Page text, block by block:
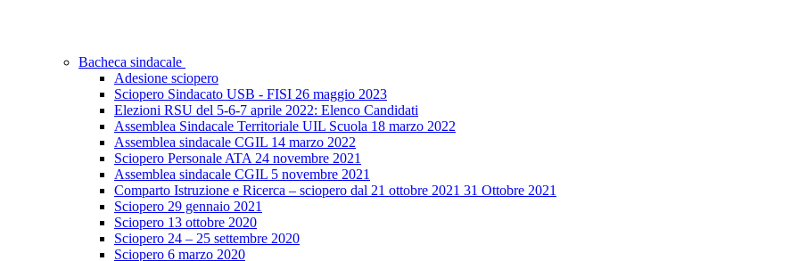
Bacheca sindacale
Adesione sciopero
Sciopero Sindacato USB - FISI 26 maggio 2023
Elezioni RSU del 5-6-7 aprile 2022: Elenco Candidati
Assemblea Sindacale Territoriale UIL Scuola 18 marzo 2022
Assemblea sindacale CGIL 14 marzo 2022
Sciopero Personale ATA 24 novembre 2021
Assemblea sindacale CGIL 5 novembre 2021
Comparto Istruzione e Ricerca – sciopero dal 21 ottobre 2021 31 Ottobre 2021
Sciopero 29 gennaio 2021
Sciopero 13 ottobre 2020
Sciopero 24 – 25 settembre 2020
Sciopero 6 marzo 2020